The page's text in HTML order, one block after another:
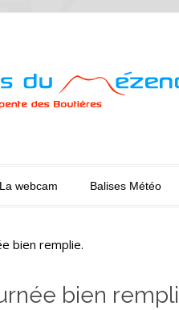
La webcam Balises Météo
bien remplie.
bien